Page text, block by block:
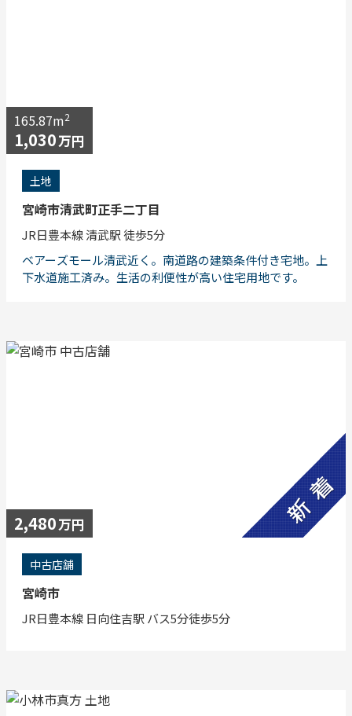
165.87m2
1,030万円
土地
宮崎市清武町正手二丁目
JR日豊本線 清武駅 徒歩5分
ベアーズモール清武近く。南道路の建築条件付き宅地。上
下水道施工済み。生活の利便性が高い住宅用地です。
2,480万円
中古店舗
宮崎市
JR日豊本線 日向住吉駅 バス5分徒歩5分